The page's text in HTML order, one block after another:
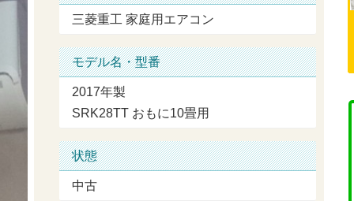
三菱重工 家庭用エアコン
モデル名・型番
2017年製
SRK28TT おもに10畳用
状態
中古